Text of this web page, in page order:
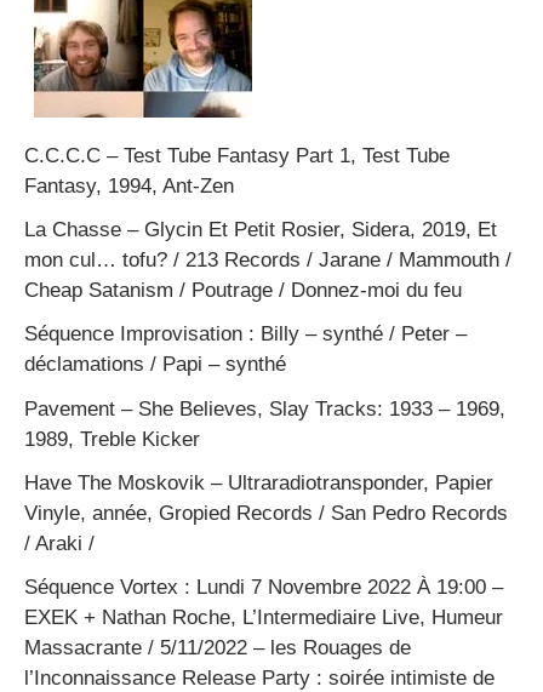
C.C.C.C – Test Tube Fantasy Part 1, Test Tube
Fantasy, 1994, Ant-Zen
La Chasse – Glycin Et Petit Rosier, Sidera, 2019, Et
mon cul… tofu? / 213 Records / Jarane / Mammouth /
Cheap Satanism / Poutrage / Donnez-moi du feu
Séquence Improvisation : Billy – synthé / Peter –
déclamations / Papi – synthé
Pavement – She Believes, Slay Tracks: 1933 – 1969,
1989, Treble Kicker
Have The Moskovik – Ultraradiotransponder, Papier
Vinyle, année, Gropied Records / San Pedro Records
/ Araki /
Séquence Vortex : Lundi 7 Novembre 2022 À 19:00 –
EXEK + Nathan Roche, L’Intermediaire Live, Humeur
Massacrante / 5/11/2022 – les Rouages de
l’Inconnaissance Release Party : soirée intimiste de